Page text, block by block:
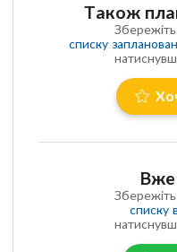
Також
списку
Вже
списку